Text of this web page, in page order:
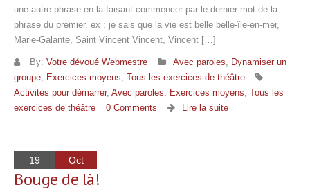
une autre phrase en la faisant commencer par le dernier mot de la
phrase du premier. ex : je sais que la vie est belle belle-île-en-mer,
Marie-Galante, Saint Vincent Vincent, Vincent […]
By: Votre dévoué Webmestre Avec paroles, Dynamiser un
groupe, Exercices moyens, Tous les exercices de théâtre
Activités pour démarrer, Avec paroles, Exercices moyens, Tous les
exercices de théâtre
0 Comments Lire la suite
19 Oct
Bouge de là!